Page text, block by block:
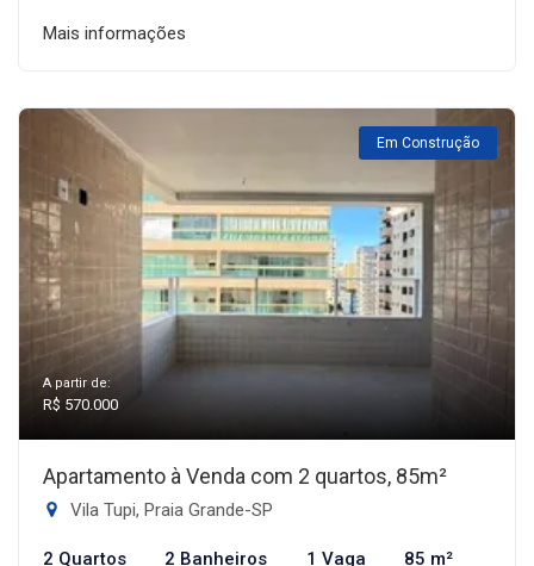
Mais informações
Em Construção
A partir de:
R$ 570.000
Apartamento à Venda com 2 quartos, 85m²
Vila Tupi, Praia Grande-SP
2 Quartos 2 Banheiros 1 Vaga 85 m²